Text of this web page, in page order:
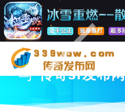
首页
与"传奇sf发布